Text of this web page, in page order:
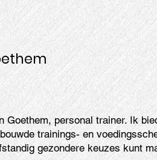
Goethem, personal trainer. Ik
trainings- en
gezondere keuzes kunt